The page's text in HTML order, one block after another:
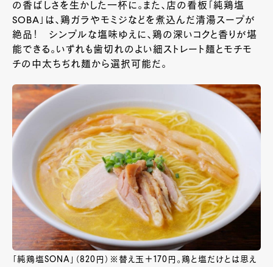
の香ばしさを生かした一杯に。また、店の看板「純鶏塩
SOBA」は、鶏ガラやモミジなどを煮込んだ清湯スープが
絶品！ シンプルな塩味ゆえに、鶏の深いコクと香りが堪
能できる。いずれも歯切れのよい細ストレート麺とモチモ
チの中太ちぢれ麺から選択可能だ。
「純鶏塩SONA」（820円）※替え玉＋170円。鶏と塩だけとは思え